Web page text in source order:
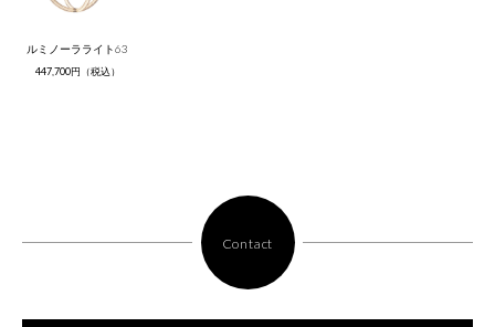
ルミノーラライト63
447,700円（税込）
Contact